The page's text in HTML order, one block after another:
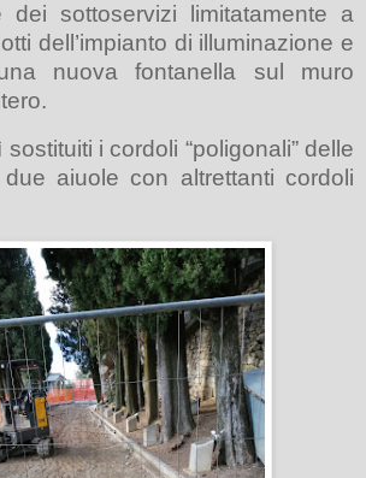
dei sottoservizi limitatamente a
dell’impianto di illuminazione e
nuova fontanella sul muro
i cordoli “poligonali” delle
aiuole con altrettanti cordoli